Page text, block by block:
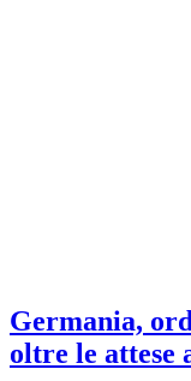
Germania,
oltre le attese